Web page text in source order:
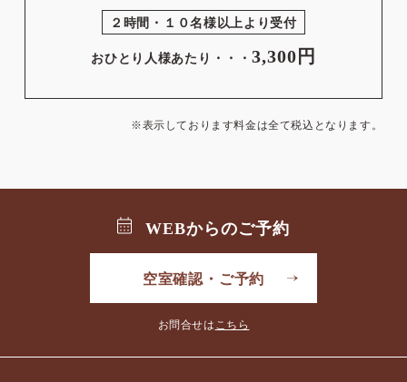
２時間・１０名様以上より受付
おひとり人様あたり・・・ 3,300円
※表示しております料金は全て税込となります。
WEBからのご予約
空室確認・ご予約
お問合せは こちら